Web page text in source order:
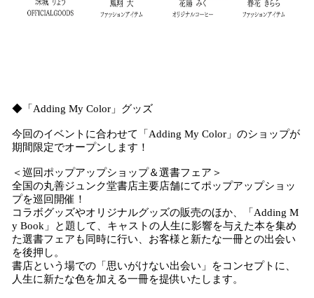
◆「Adding My Color」グッズ
今回のイベントに合わせて「Adding My Color」のショップが
期間限定でオープンします！
＜巡回ポップアップショップ＆選書フェア＞
全国の丸善ジュンク堂書店主要店舗にてポップアップショッ
プを巡回開催！
コラボグッズやオリジナルグッズの販売のほか、「Adding M
y Book」と題して、キャストの人生に影響を与えた本を集め
た選書フェアも同時に行い、お客様と新たな一冊との出会い
を後押し。
書店という場での「思いがけない出会い」をコンセプトに、
人生に新たな色を加える一冊を提供いたします。